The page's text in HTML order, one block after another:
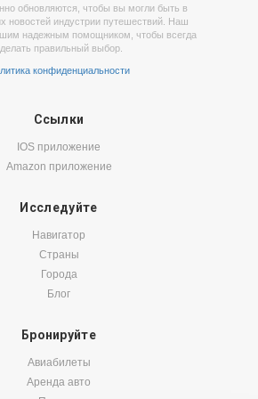
обновляются, чтобы вы могли быть в
новостей индустрии путешествий. Наш
надежным помощником, чтобы всегда
правильный выбор.
конфиденциальности
Ссылки
IOS приложение
Amazon приложение
Исследуйте
Навигатор
Страны
Города
Блог
Бронируйте
Авиабилеты
Аренда авто